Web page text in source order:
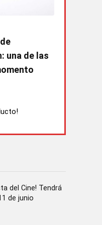
una de las
del Cine! Tendrá
de junio